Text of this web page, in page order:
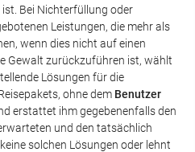
Bei Nichterfüllung oder
Leistungen, die mehr als
wenn dies nicht auf einen
Gewalt zurückzuführen ist, wählt
Lösungen für die
ohne dem Benutzer
erstattet ihm gegebenenfalls den
und den tatsächlich
solchen Lösungen oder lehnt